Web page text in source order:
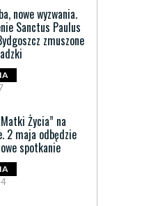
nowe wyzwania.
Sanctus Paulus
zmuszone
Życia” na
2 maja odbędzie
spotkanie